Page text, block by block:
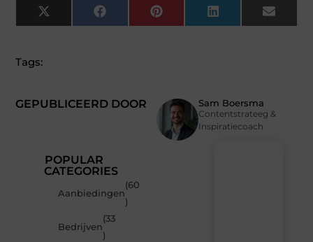
X
(Twitter)
Facebook Pinterest LinkedIn Email
GEPUBLICEERD DOOR Sam Boersma
Contentstrateeg &
Inspiratiecoach
Tags:
POPULAR
CATEGORIES
Aanbiedingen
(60
)
Bedrijven
(33
)